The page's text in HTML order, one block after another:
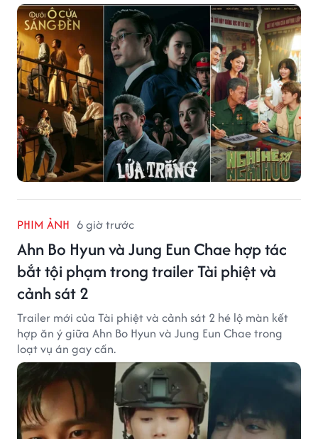
PHIM ẢNH 6 giờ trước
Ahn Bo Hyun và Jung Eun Chae hợp tác
bắt tội phạm trong trailer Tài phiệt và
cảnh sát 2
Trailer mới của Tài phiệt và cảnh sát 2 hé lộ màn kết
hợp ăn ý giữa Ahn Bo Hyun và Jung Eun Chae trong
loạt vụ án gay cấn.